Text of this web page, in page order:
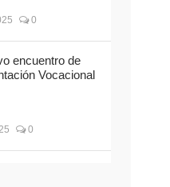
0
encuentro de
Vocacional
0